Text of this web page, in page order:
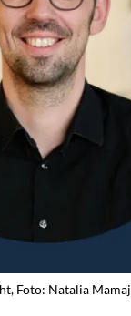
Foto: Natalia Mamaj